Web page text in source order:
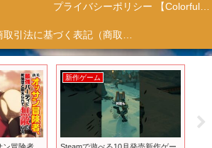
プライバシーポリシー 【Colorful Creation】
特定商取引法に基づく表記（商取引に関する開示）
新作ゲーム